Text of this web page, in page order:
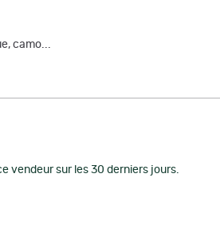
camo...
vendeur sur les 30 derniers jours.